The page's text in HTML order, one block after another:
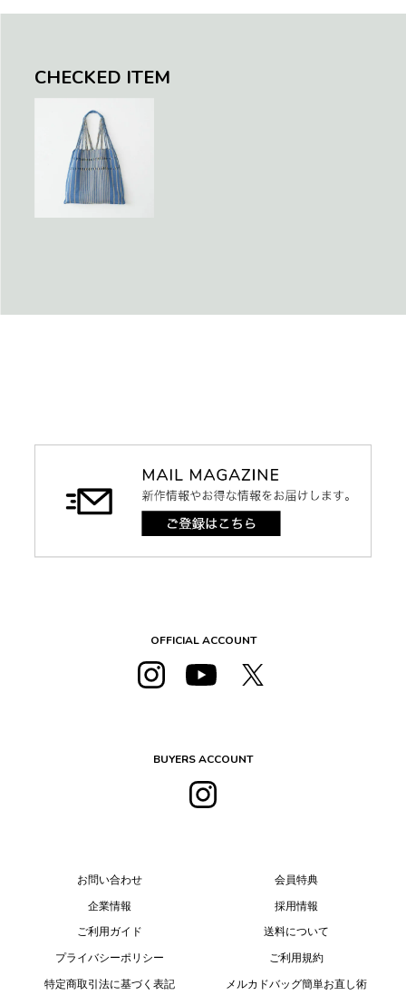
CHECKED ITEM
OFFICIAL ACCOUNT
BUYERS ACCOUNT
お問い合わせ
企業情報
ご利用ガイド
プライバシーポリシー
特定商取引法に基づく表記
会員特典
採用情報
送料について
ご利用規約
メルカドバッグ簡単お直し術